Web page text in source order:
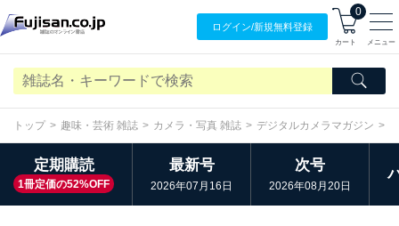
ログイン/新規無料登録
0
カート メニュー
トップ 趣味・芸術 雑誌 カメラ・写真 雑誌 デジタルカメラマガジン
定期購読
1冊定価の52%OFF
最新号
2026年07月16日
次号
2026年08月20日